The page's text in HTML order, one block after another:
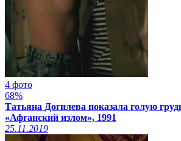
4 фото
68%
Татьяна Догилева показала голую
«Афганский излом», 1991
25.11.2019